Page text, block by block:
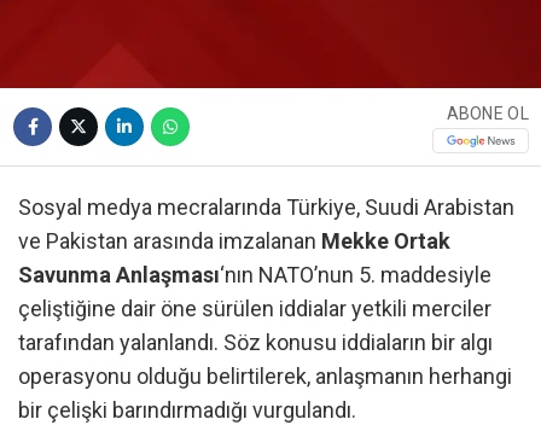
ABONE OL
Sosyal medya mecralarında Türkiye, Suudi Arabistan
ve Pakistan arasında imzalanan Mekke Ortak
Savunma Anlaşması‘nın NATO’nun 5. maddesiyle
çeliştiğine dair öne sürülen iddialar yetkili merciler
tarafından yalanlandı. Söz konusu iddiaların bir algı
operasyonu olduğu belirtilerek, anlaşmanın herhangi
bir çelişki barındırmadığı vurgulandı.